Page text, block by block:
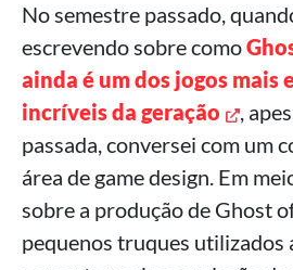
No semestre passado,
escrevendo sobre como
ainda é um dos jogos mais
incríveis da geração
,
passada, conversei com um
área de game design. Em
sobre a produção de Ghost
pequenos truques utilizados